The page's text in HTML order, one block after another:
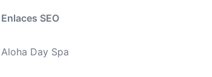
Enlaces SEO
Aloha Day Spa